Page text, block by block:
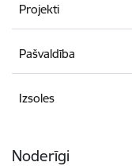
Projekti
Pašvaldība
Izsoles
Noderīgi